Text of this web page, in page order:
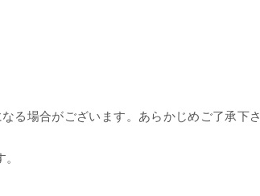
る場合がございます。あらかじめご了承下さ